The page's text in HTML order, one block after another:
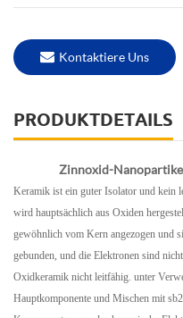
Kontaktiere Uns
PRODUKTDETAILS
Zinnoxid-
Keramik ist ein guter Isolator und kein
wird hauptsächlich aus Oxiden
gewöhnlich vom Kern angezogen und
gebunden, und die Elektronen sind
Oxidkeramik nicht leitfähig. unter
Hauptkomponente und Mischen mit